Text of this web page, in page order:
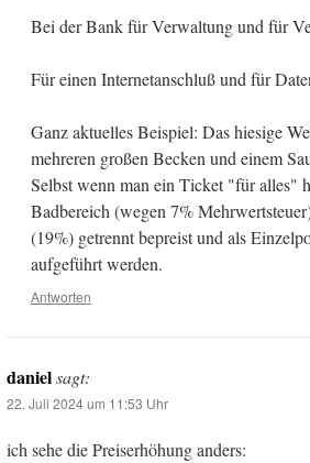
Bei der Bank für Verwaltung und für
Für einen Internetanschluß und für
Ganz aktuelles Beispiel: Das hiesige
mehreren großen Becken und einem
Selbst wenn man ein Ticket "für alles"
Badbereich (wegen 7%
(19%) getrennt bepreist und als
aufgeführt werden.
Antworten
danielsagt:
22. Juli 2024 um 11:53 Uhr
ich sehe die Preiserhöhung anders: